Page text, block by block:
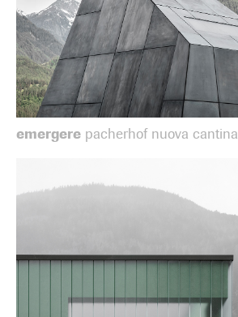
emergere pacherhof nuova cantina